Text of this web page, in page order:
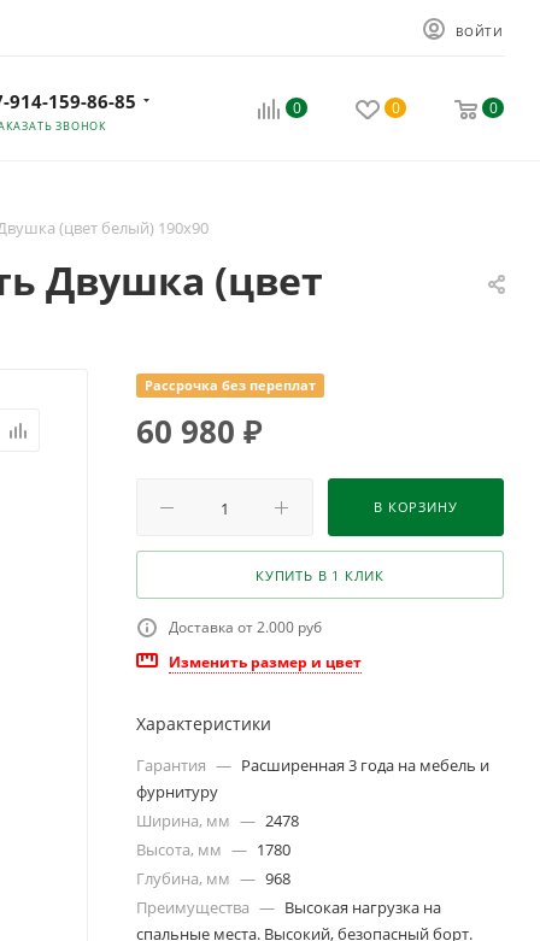
ВОЙТИ
914-159-86-85
ЗВОНОК
0 0 0
(цвет белый) 190х90
Двушка (цвет
Рассрочка без переплат
60 980 ₽
В КОРЗИНУ
КУПИТЬ В 1 КЛИК
Доставка от 2.000 руб
Изменить размер и цвет
Характеристики
Гарантия — Расширенная 3 года на мебель и
фурнитуру
Ширина, мм — 2478
Высота, мм — 1780
Глубина, мм — 968
Преимущества — Высокая нагрузка на
спальные места. Высокий, безопасный борт.